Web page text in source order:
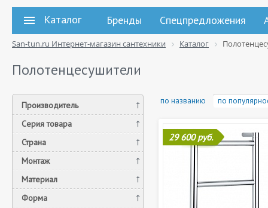
Каталог Бренды Спецпредложения
San-tun.ru Интернет-магазин сантехники Каталог
Полотенцесушители
Производитель
Серия товара
Страна
Монтаж
Материал
Форма
по названию по
29 600 руб.